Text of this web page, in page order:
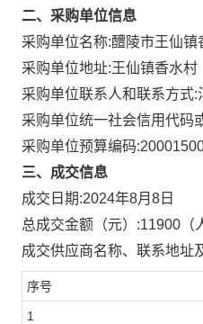
二、采购单位信息
采购单位名称:醴陵市王仙镇
采购单位地址:王仙镇香水村
采购单位联系人和联系方式:
采购单位统一社会信用代码
采购单位预算编码:
三、成交信息
成交日期:2024年8月8日
总成交金额（元）:11900 （
成交供应商名称、联系地址
序号
1